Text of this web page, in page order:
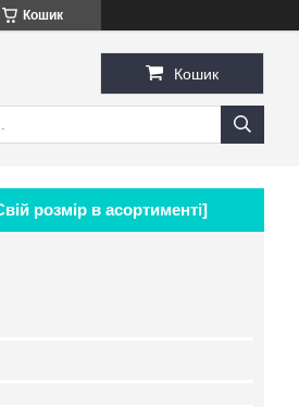
Кошик
Кошик
розмір в асортименті]